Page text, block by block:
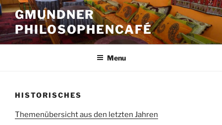
Skip
to
content
GMUNDNER
PHILOSOPHENCAFÉ
Menu
HISTORISCHES
Themenübersicht aus den letzten Jahren